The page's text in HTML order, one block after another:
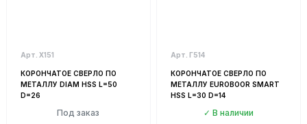
Арт. Х151
КОРОНЧАТОЕ СВЕРЛО ПО
МЕТАЛЛУ DIAM HSS L=50
D=26
Под заказ
Арт. Г514
КОРОНЧАТОЕ СВЕРЛО ПО
МЕТАЛЛУ EUROBOOR SMART
HSS L=30 D=14
В наличии